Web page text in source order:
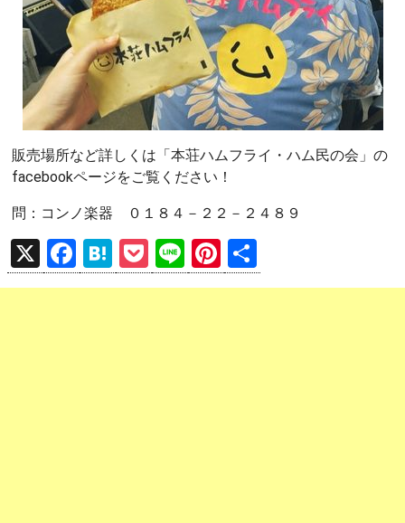
販売場所など詳しくは「本荘ハムフライ・ハム民の会」の
facebookページをご覧ください！
問：コンノ楽器 ０１８４－２２－２４８９
X
F
a
H
at
P
o
Li
n
Pi
nt 有